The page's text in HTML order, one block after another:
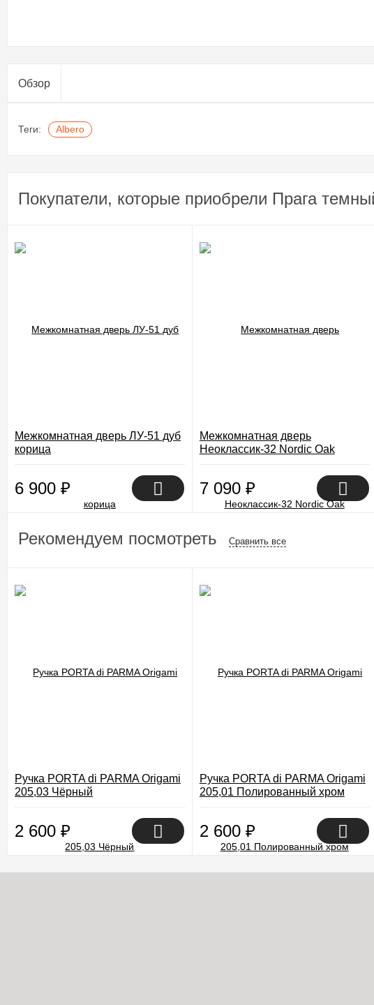
Обзор
Теги: Albero
Покупатели, которые приобрели Прага
Межкомнатная дверь ЛУ-51 дуб
корица
6 900 ₽
Межкомнатная дверь
Неоклассик-32 Nordic Oak
7 090 ₽
Рекомендуем посмотреть Сравнить все
Ручка PORTA di PARMA Origami
205,03 Чёрный
2 600 ₽
Ручка PORTA di PARMA Origami
205,01 Полированный хром
2 600 ₽